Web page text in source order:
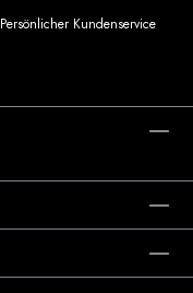
Persönlicher Kundenservice